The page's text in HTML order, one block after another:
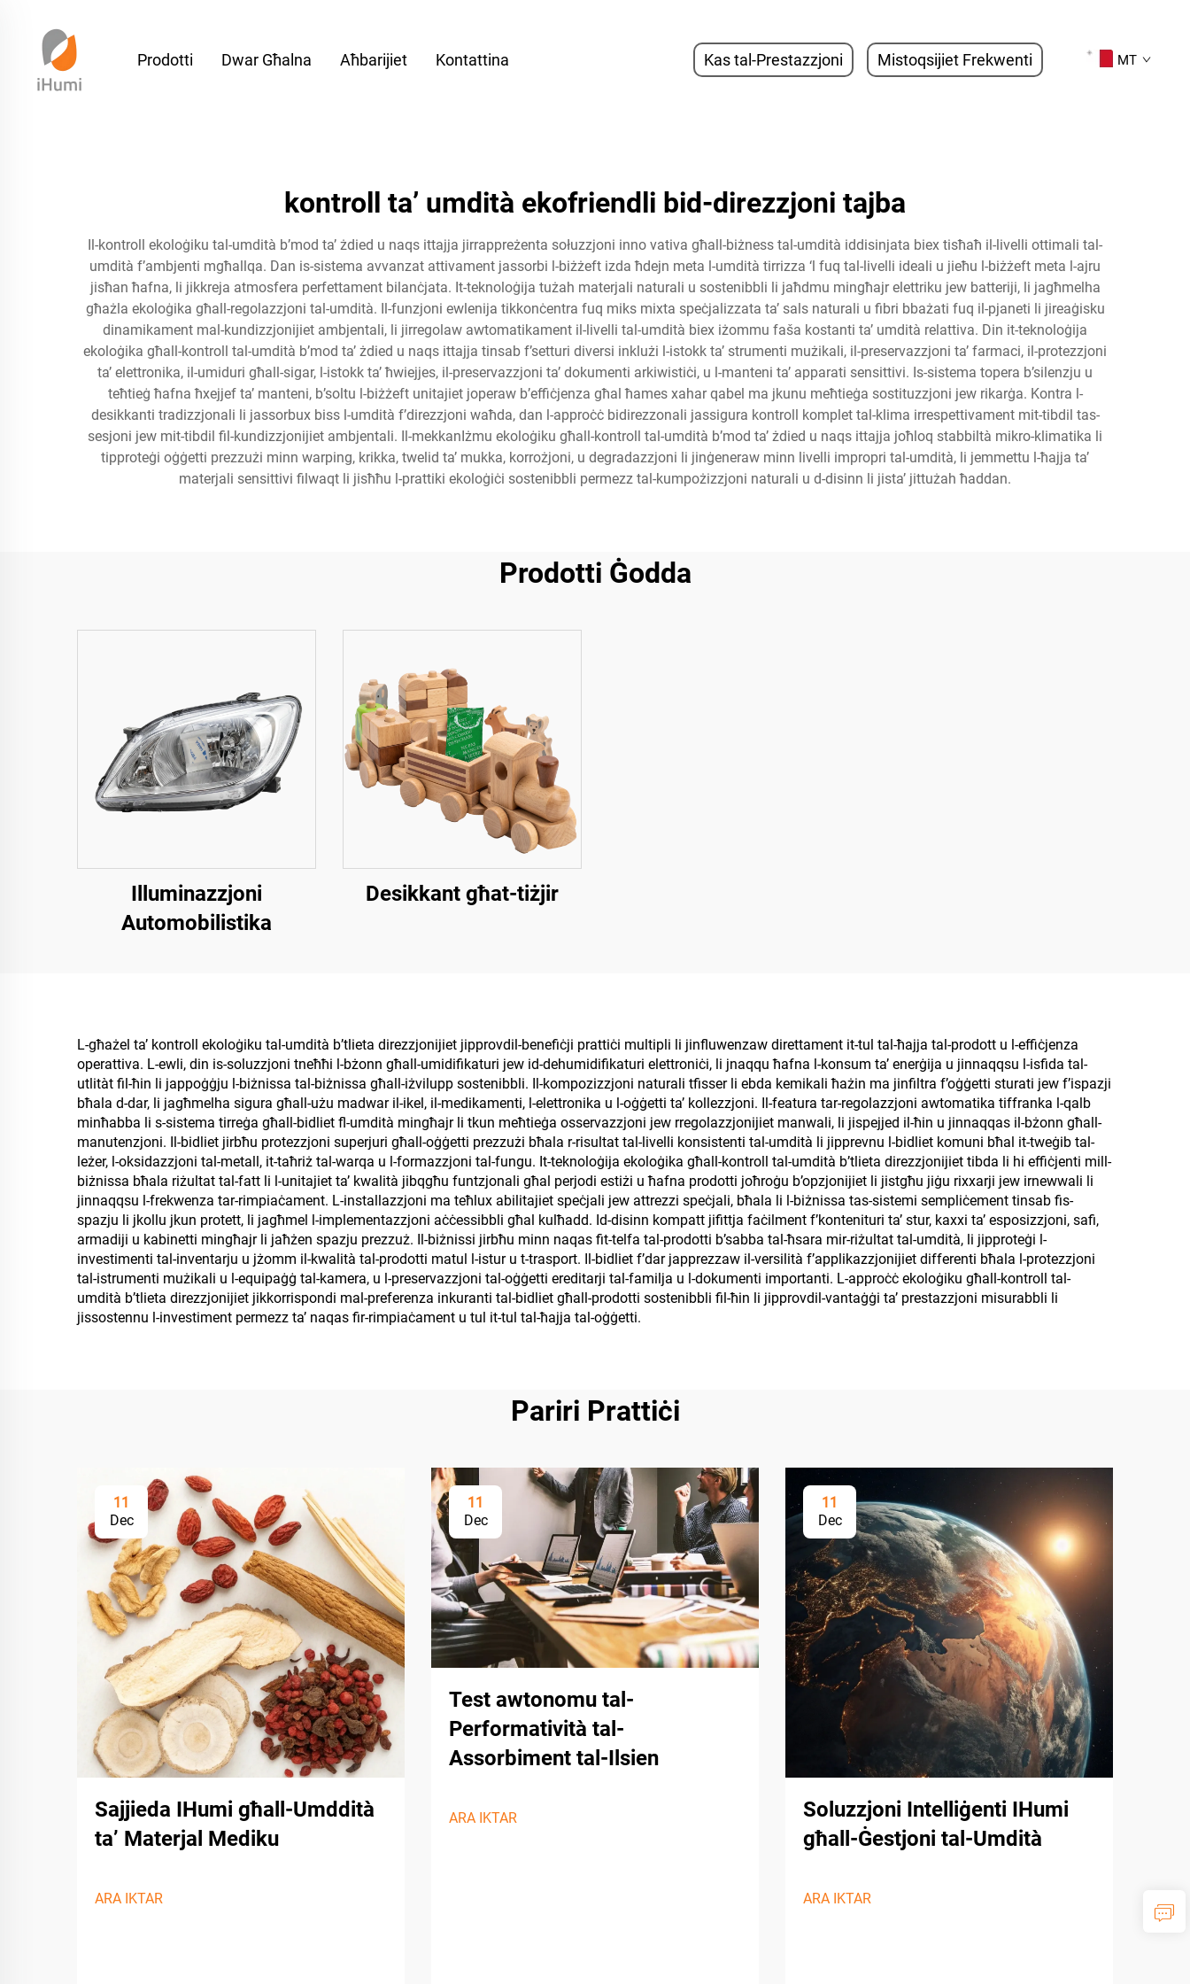
Prodotti Dwar Għalna Aħbarijiet Kontattina Kas tal-Prestazzjoni Mistoqsijiet Frekwenti MT
kontroll ta’ umdità ekofriendli bid-direzzjoni tajba
Il-kontroll ekoloġiku tal-umdità b’mod ta’ żdied u naqs ittajja jirrappreżenta sołuzzjoni inno vativa għall-biżness tal-umdità iddisinjata biex tisħaħ il-livelli ottimali tal-
umdità f’ambjenti mgħallqa. Dan is-sistema avvanzat attivament jassorbi l-biżżeft izda ħdejn meta l-umdità tirrizza ‘l fuq tal-livelli ideali u jieħu l-biżżeft meta l-ajru
jisħan ħafna, li jikkreja atmosfera perfettament bilanċjata. It-teknoloġija tużah materjali naturali u sostenibbli li jaħdmu mingħajr elettriku jew batteriji, li jagħmelha
għażla ekoloġika għall-regolazzjoni tal-umdità. Il-funzjoni ewlenija tikkonċentra fuq miks mixta speċjalizzata ta’ sals naturali u fibri bbażati fuq il-pjaneti li jireaġisku
dinamikament mal-kundizzjonijiet ambjentali, li jirregolaw awtomatikament il-livelli tal-umdità biex iżommu faša kostanti ta’ umdità relattiva. Din it-teknoloġija
ekoloġika għall-kontroll tal-umdità b’mod ta’ żdied u naqs ittajja tinsab f’setturi diversi inklużi l-istokk ta’ strumenti mużikali, il-preservazzjoni ta’ farmaci, il-protezzjoni
ta’ elettronika, il-umiduri għall-sigar, l-istokk ta’ ħwiejjes, il-preservazzjoni ta’ dokumenti arkiwistiċi, u l-manteni ta’ apparati sensittivi. Is-sistema topera b’silenzju u
teħtieġ ħafna ħxejjef ta’ manteni, b’soltu l-biżżeft unitajiet joperaw b’effiċjenza għal ħames xahar qabel ma jkunu meħtieġa sostituzzjoni jew rikarġa. Kontra l-
desikkanti tradizzjonali li jassorbux biss l-umdità f’direzzjoni waħda, dan l-approċċ bidirezzonali jassigura kontroll komplet tal-klima irrespettivament mit-tibdil tas-
sesjoni jew mit-tibdil fil-kundizzjonijiet ambjentali. Il-mekkanIżmu ekoloġiku għall-kontroll tal-umdità b’mod ta’ żdied u naqs ittajja joħloq stabbiltà mikro-klimatika li
tipproteġi oġġetti prezzużi minn warping, krikka, twelid ta’ mukka, korrożjoni, u degradazzjoni li jinġeneraw minn livelli impropri tal-umdità, li jemmettu l-ħajja ta’
materjali sensittivi filwaqt li jisħħu l-prattiki ekoloġiċi sostenibbli permezz tal-kumpożizzjoni naturali u d-disinn li jista’ jittużah ħaddan.
Prodotti Ġodda
Illuminazzjoni
Automobilistika
Desikkant għat-tiżjir
L-għażel ta’ kontroll ekoloġiku tal-umdità b’tlieta direzzjonijiet jipprovdil-benefiċji prattiċi multipli li jinfluwenzaw direttament it-tul tal-ħajja tal-prodott u l-effiċjenza
operattiva. L-ewli, din is-soluzzjoni tneħħi l-bżonn għall-umidifikaturi jew id-dehumidifikaturi elettroniċi, li jnaqqu ħafna l-konsum ta’ enerġija u jinnaqqsu l-isfida tal-
utlitàt fil-ħin li jappoġġju l-biżnissa tal-biżnissa għall-iżvilupp sostenibbli. Il-kompozizzjoni naturali tfisser li ebda kemikali ħażin ma jinfiltra f’oġġetti sturati jew f’ispazji
bħala d-dar, li jagħmelha sigura għall-użu madwar il-ikel, il-medikamenti, l-elettronika u l-oġġetti ta’ kollezzjoni. Il-featura tar-regolazzjoni awtomatika tiffranka l-qalb
minħabba li s-sistema tirreġa għall-bidliet fl-umdità mingħajr li tkun meħtieġa osservazzjoni jew rregolazzjonijiet manwali, li jispejjed il-ħin u jinnaqqas il-bżonn għall-
manutenzjoni. Il-bidliet jirbħu protezzjoni superjuri għall-oġġetti prezzużi bħala r-risultat tal-livelli konsistenti tal-umdità li jipprevnu l-bidliet komuni bħal it-tweġib tal-
leżer, l-oksidazzjoni tal-metall, it-taħriż tal-warqa u l-formazzjoni tal-fungu. It-teknoloġija ekoloġika għall-kontroll tal-umdità b’tlieta direzzjonijiet tibda li hi effiċjenti mill-
biżnissa bħala riżultat tal-fatt li l-unitajiet ta’ kwalità jibqgħu funtzjonali għal perjodi estiżi u ħafna prodotti joħroġu b’opzjonijiet li jistgħu jiġu rixxarji jew irnewwali li
jinnaqqsu l-frekwenza tar-rimpiaċament. L-installazzjoni ma teħlux abilitajiet speċjali jew attrezzi speċjali, bħala li l-biżnissa tas-sistemi sempliċement tinsab fis-
spazju li jkollu jkun protett, li jagħmel l-implementazzjoni aċċessibbli għal kulħadd. Id-disinn kompatt jifittja faċilment f’kontenituri ta’ stur, kaxxi ta’ esposizzjoni, safi,
armadiji u kabinetti mingħajr li jaħżen spazju prezzuż. Il-biżnissi jirbħu minn naqas fit-telfa tal-prodotti b’sabba tal-ħsara mir-riżultat tal-umdità, li jipproteġi l-
investimenti tal-inventarju u jżomm il-kwalità tal-prodotti matul l-istur u t-trasport. Il-bidliet f’dar japprezzaw il-versilità f’applikazzjonijiet differenti bħala l-protezzjoni
tal-istrumenti mużikali u l-equipaġġ tal-kamera, u l-preservazzjoni tal-oġġetti ereditarji tal-familja u l-dokumenti importanti. L-approċċ ekoloġiku għall-kontroll tal-
umdità b’tlieta direzzjonijiet jikkorrispondi mal-preferenza inkuranti tal-bidliet għall-prodotti sostenibbli fil-ħin li jipprovdil-vantaġġi ta’ prestazzjoni misurabbli li
jissostennu l-investiment permezz ta’ naqas fir-rimpiaċament u tul it-tul tal-ħajja tal-oġġetti.
Pariri Prattiċi
11
Dec
Sajjieda IHumi għall-Umddità
ta’ Materjal Mediku
ARA IKTAR
11
Dec
Test awtonomu tal-
Performatività tal-
Assorbiment tal-Ilsien
ARA IKTAR
11
Dec
Soluzzjoni Intelliġenti IHumi
għall-Ġestjoni tal-Umdità
ARA IKTAR
fl-